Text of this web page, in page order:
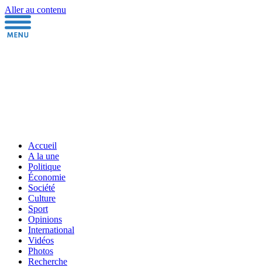
Aller au contenu
Accueil
A la une
Politique
Économie
Société
Culture
Sport
Opinions
International
Vidéos
Photos
Recherche